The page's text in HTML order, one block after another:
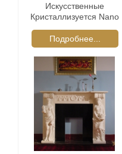
Искусственные
Кристаллизуется Nano
Подробнее...